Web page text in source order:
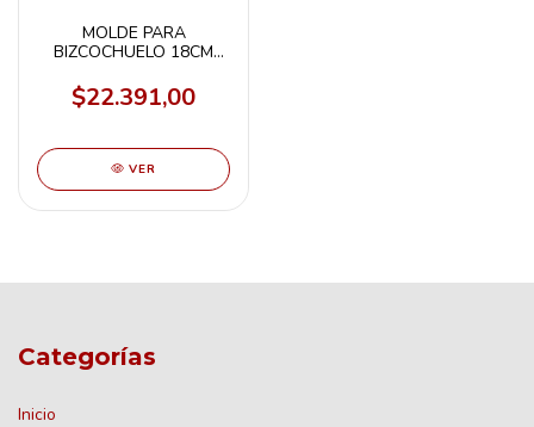
MOLDE PARA
BIZCOCHUELO 18CM
$22.391,00
VER
Categorías
Inicio